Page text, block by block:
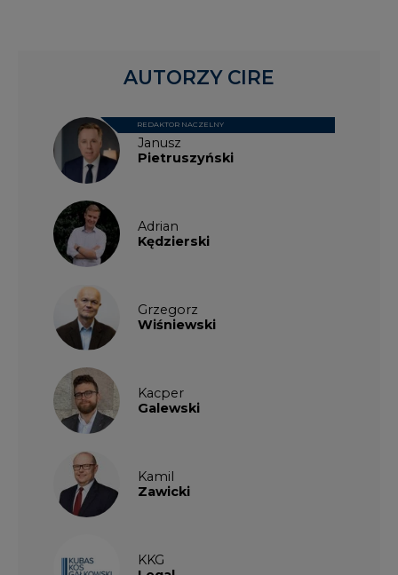
Janusz
Pietruszyński
REDAKTOR NACZELNY
Adrian
Kędzierski
Grzegorz
Wiśniewski
Kacper
Galewski
Kamil
Zawicki
KKG
AUTORZY CIRE